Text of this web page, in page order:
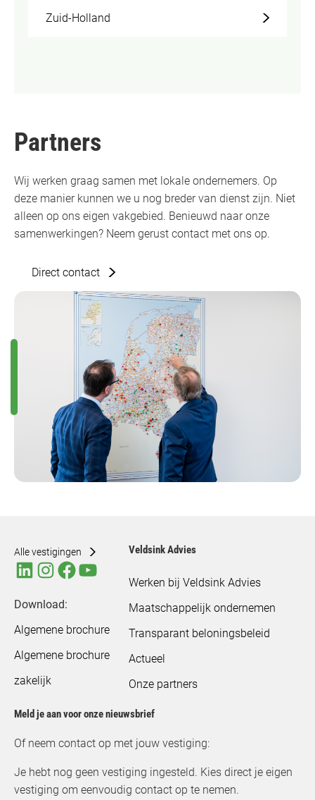
Zuid-Holland
Partners
Wij werken graag samen met lokale ondernemers. Op
deze manier kunnen we u nog breder van dienst zijn. Niet
alleen op ons eigen vakgebied. Benieuwd naar onze
samenwerkingen? Neem gerust contact met ons op.
Direct contact
Alle vestigingen
Download:
Algemene brochure
Algemene brochure
zakelijk
Veldsink Advies
Werken bij Veldsink Advies
Maatschappelijk ondernemen
Transparant beloningsbeleid
Actueel
Onze partners
Meld je aan voor onze nieuwsbrief
Of neem contact op met jouw vestiging:
Je hebt nog geen vestiging ingesteld. Kies direct je eigen
vestiging om eenvoudig contact op te nemen.